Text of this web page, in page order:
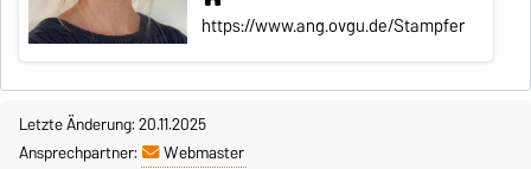
https://www.ang.ovgu.de/Stampfer
Letzte Änderung: 20.11.2025
Ansprechpartner:
Webmaster